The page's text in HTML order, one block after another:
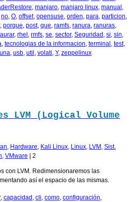
, manjaro, manjaro linux, manual ,
no, O, offset, opensuse, orden, para, particion,
, porque, post, que, ramfs, ranura, ranuras,
, rhel , rmfs, se, sector, Seguridad , si, sin,
, tecnologias de la informacion, terminal , test,
una, usb, util , volati, Y, zeppelinux
LVM (Logical Volume
Hardware Kali Linux Linux LVM Sist.
VMware | 2
con LVM. Redimensionaremos las
así el espacio de las mismas.
, capacidad cli como configuración